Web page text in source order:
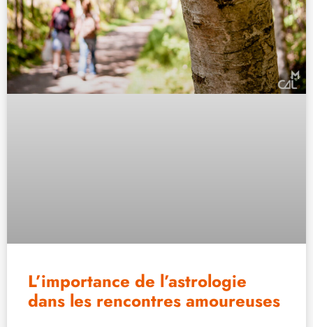
L’importance de l’astrologie
dans les rencontres amoureuses